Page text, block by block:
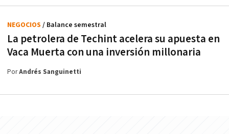
La petrolera de Techint acelera su apuesta en
Vaca Muerta con una inversión millonaria
NEGOCIOS / Balance semestral
PorAndrés Sanguinetti